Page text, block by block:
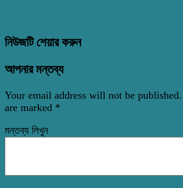
নিউজটি শেয়ার করুন
আপনার মন্তব্য
Your email address will not be published.
are marked *
মন্তব্য লিখুন